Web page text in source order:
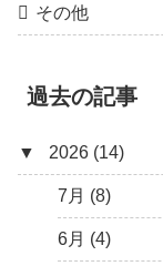
その他
過去の記事
▼ 2026 (14)
7月 (8)
6月 (4)